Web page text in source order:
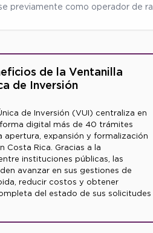
previamente como operador de
de la Ventanilla
de Inversión
de Inversión (VUI) centraliza en
digital más de 40 trámites
apertura, expansión y formalización
Costa Rica. Gracias a la
instituciones públicas, las
avanzar en sus gestiones de
reducir costos y obtener
del estado de sus solicitudes